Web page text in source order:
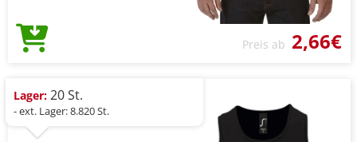
Preis ab 2,66€
Lager: 20 St.
- ext. Lager: 8.820 St.